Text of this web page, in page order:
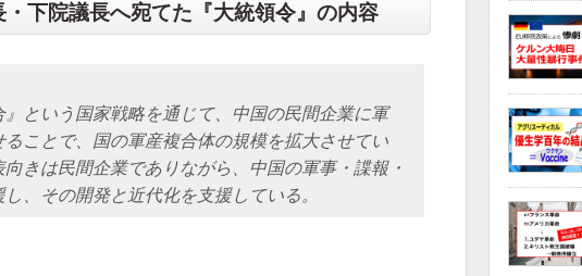
・下院議長へ宛てた『大統領令』の内容
という国家戦略を通じて、中国の民間企業に軍
ことで、国の軍産複合体の規模を拡大させてい
きは民間企業でありながら、中国の軍事・諜報・
、その開発と近代化を支援している。